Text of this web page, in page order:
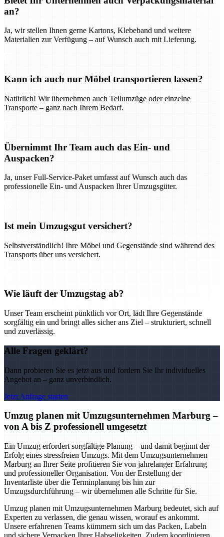
an?
Ja, wir stellen Ihnen gerne Kartons, Klebeband und weitere
Materialien zur Verfügung – auf Wunsch auch mit Lieferung.
Kann ich auch nur Möbel transportieren lassen?
Natürlich! Wir übernehmen auch Teilumzüge oder einzelne
Transporte – ganz nach Ihrem Bedarf.
Übernimmt Ihr Team auch das Ein- und
Auspacken?
Ja, unser Full-Service-Paket umfasst auf Wunsch auch das
professionelle Ein- und Auspacken Ihrer Umzugsgüter.
Ist mein Umzugsgut versichert?
Selbstverständlich! Ihre Möbel und Gegenstände sind während des
Transports über uns versichert.
Wie läuft der Umzugstag ab?
Unser Team erscheint pünktlich vor Ort, lädt Ihre Gegenstände
sorgfältig ein und bringt alles sicher ans Ziel – strukturiert, schnell
und zuverlässig.
Alle Fragen geklärt?
Dann probieren Sie es jetzt aus und fordern Sie Ihr individuelles
Angebot an – ganz unverbindlich.
Jetzt Anfrage starten
Umzug planen mit Umzugsunternehmen Marburg –
von A bis Z professionell umgesetzt
Ein Umzug erfordert sorgfältige Planung – und damit beginnt der
Erfolg eines stressfreien Umzugs. Mit dem Umzugsunternehmen
Marburg an Ihrer Seite profitieren Sie von jahrelanger Erfahrung
und professioneller Organisation. Von der Erstellung der
Inventarliste über die Terminplanung bis hin zur
Umzugsdurchführung – wir übernehmen alle Schritte für Sie.
Umzug planen mit Umzugsunternehmen Marburg bedeutet, sich auf
Experten zu verlassen, die genau wissen, worauf es ankommt.
Unsere erfahrenen Teams kümmern sich um das Packen, Labeln
und sichere Verpacken Ihrer Habseligkeiten. Zudem koordinieren